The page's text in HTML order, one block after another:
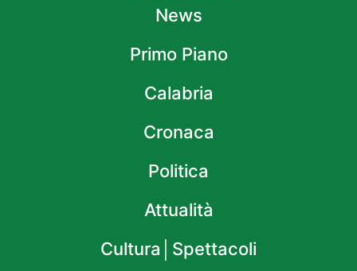
News
Primo Piano
Calabria
Cronaca
Politica
Attualità
Cultura│Spettacoli